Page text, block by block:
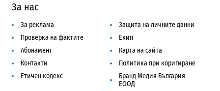
За нас
За реклама
Защита на личните данни
Проверка на фактите
Екип
Абонамент
Карта на сайта
Контакти
Политика при коригиране
Етичен кодекс
Бранд Медия България
ЕООД